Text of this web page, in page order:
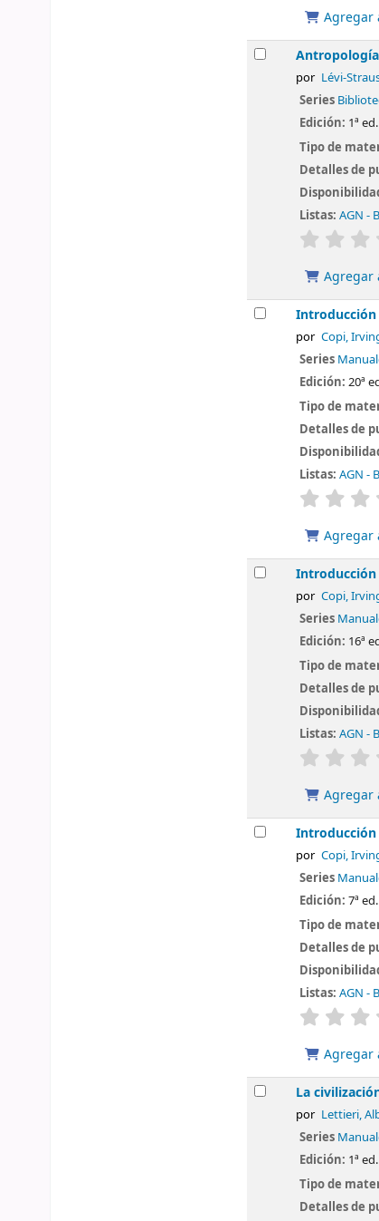
Agregar
por Lévi-
Series
Edición: 1ª ed.
Tipo de
Detalles de
Listas: AGN -
valoración
Agregar
Introducción
por Copi,
Series
Edición:20ª
Tipo de
Detalles de
Listas: AGN -
valoración
Agregar
Introducción
por Copi,
Series
Edición: 16ª
Tipo de
Detalles de
Listas: AGN -
valoración
Agregar
Introducción
por Copi,
Series
Edición:7ª ed.
Tipo de
Detalles de
Listas: AGN -
valoración
Agregar
La
por Lettieri,
Series
Edición: 1ª ed.
Tipo de
Detalles de